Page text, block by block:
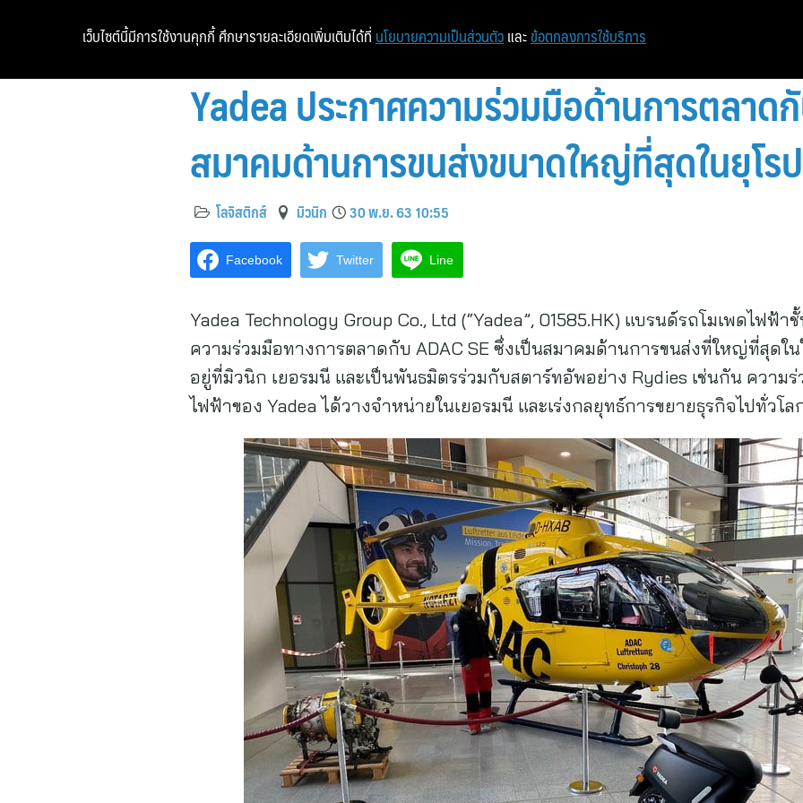
หน้าแรก ท่องเที่ยว
Yadea ประกาศความร่วมมือด้านการตลาด
สมาคมด้านการขนส่งขนาดใหญ่ที่สุดในยุโรป
โลจิสติกส์ มิวนิก 30 พ.ย. 63 10:55
Facebook Twitter Line
Yadea Technology Group Co., Ltd (“Yadea”, 01585.HK) แบรนด์รถโมเพดไฟฟ้
ความร่วมมือทางการตลาดกับ ADAC SE ซึ่งเป็นสมาคมด้านการขนส่งที่ใหญ่ที่สุดใ
อยู่ที่มิวนิก เยอรมนี และเป็นพันธมิตรร่วมกับสตาร์ทอัพอย่าง Rydies เช่นกัน ความ
ไฟฟ้าของ Yadea ได้วางจำหน่ายในเยอรมนี และเร่งกลยุทธ์การขยายธุรกิจไปทั่วโล
เว็บไซต์นี้มีการใช้งานคุกกี้ ศึกษารายละเอียดเพิ่มเติมได้ที่ นโยบายความเป็นส่วนตัว และ ข้อตกลงการใช้บริการ